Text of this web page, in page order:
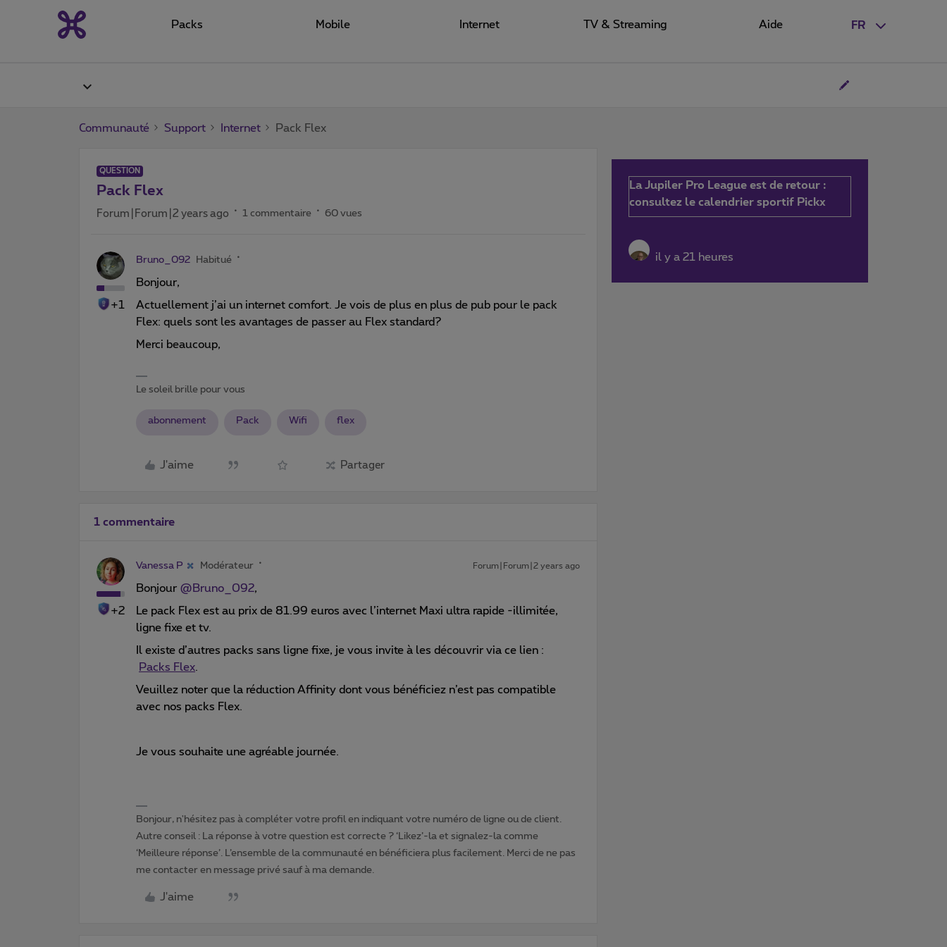
FR
Packs Mobile Internet TV & Streaming Aide
Communauté Support Internet Pack Flex
QUESTION
Pack Flex
Forum|Forum|2 years ago 1 commentaire 60 vues
+1
Bruno_092 Habitué
Bonjour,
Actuellement j’ai un internet comfort. Je vois de plus en plus de pub pour le pack
Flex: quels sont les avantages de passer au Flex standard?
Merci beaucoup,
Le soleil brille pour vous
abonnement Pack Wifi flex
J'aime Partager
1 commentaire
+2
Vanessa P Modérateur Forum|Forum|2 years ago
Bonjour @Bruno_092,
Le pack Flex est au prix de 81.99 euros avec l’internet Maxi ultra rapide -illimitée,
ligne fixe et tv.
Il existe d’autres packs sans ligne fixe, je vous invite à les découvrir via ce lien :
Packs Flex
Veuillez noter que la réduction Affinity dont vous bénéficiez n’est pas compatible
avec nos packs Flex.
Je vous souhaite une agréable journée.
Bonjour, n'hésitez pas à compléter votre profil en indiquant votre numéro de ligne ou de client.
Autre conseil : La réponse à votre question est correcte ? ‘Likez’-la et signalez-la comme
‘Meilleure réponse’. L’ensemble de la communauté en bénéficiera plus facilement. Merci de ne pas
me contacter en message privé sauf à ma demande.
J'aime
La Jupiler Pro League est de retour :
consultez le calendrier sportif Pickx
il y a 21 heures